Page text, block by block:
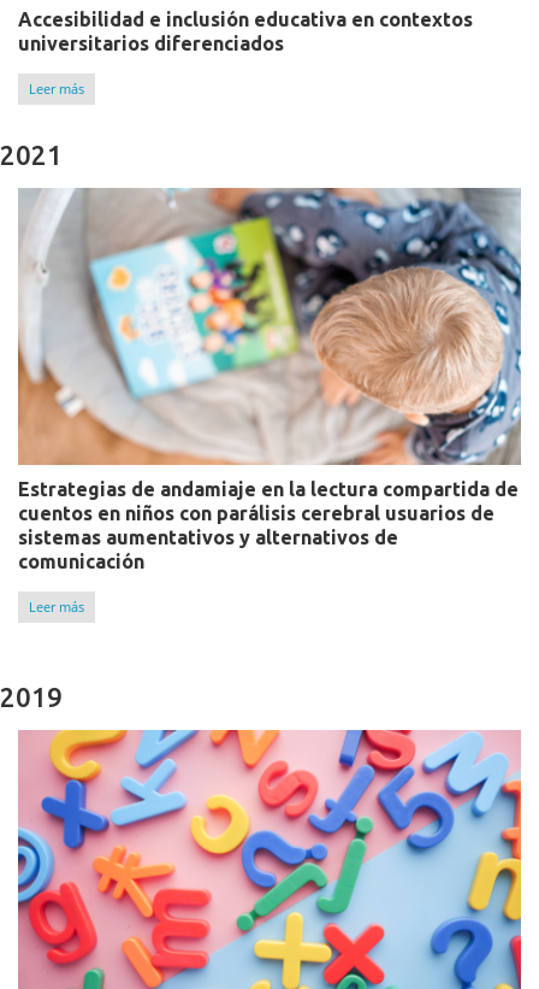
Accesibilidad e inclusión educativa en contextos
universitarios diferenciados
Leer más
2021
Estrategias de andamiaje en la lectura compartida de
cuentos en niños con parálisis cerebral usuarios de
sistemas aumentativos y alternativos de
comunicación
Leer más
2019